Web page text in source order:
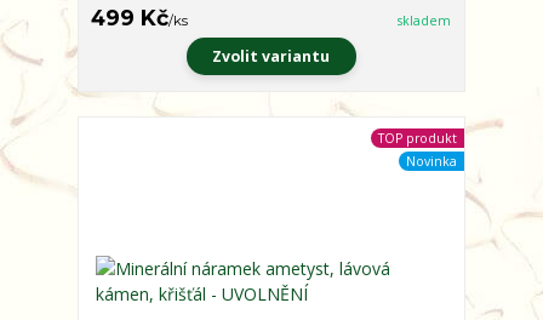
499 Kč/ks skladem
Zvolit variantu
TOP produkt
Novinka